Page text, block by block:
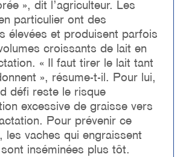
», dit l’agriculteur. Les
particulier ont des
élevées et produisent parfois
croissants de lait en
« Il faut tirer le lait tant
», résume-t-il. Pour lui,
défi reste le risque
excessive de graisse vers
Pour prévenir ce
les vaches qui engraissent
inséminées plus tôt.